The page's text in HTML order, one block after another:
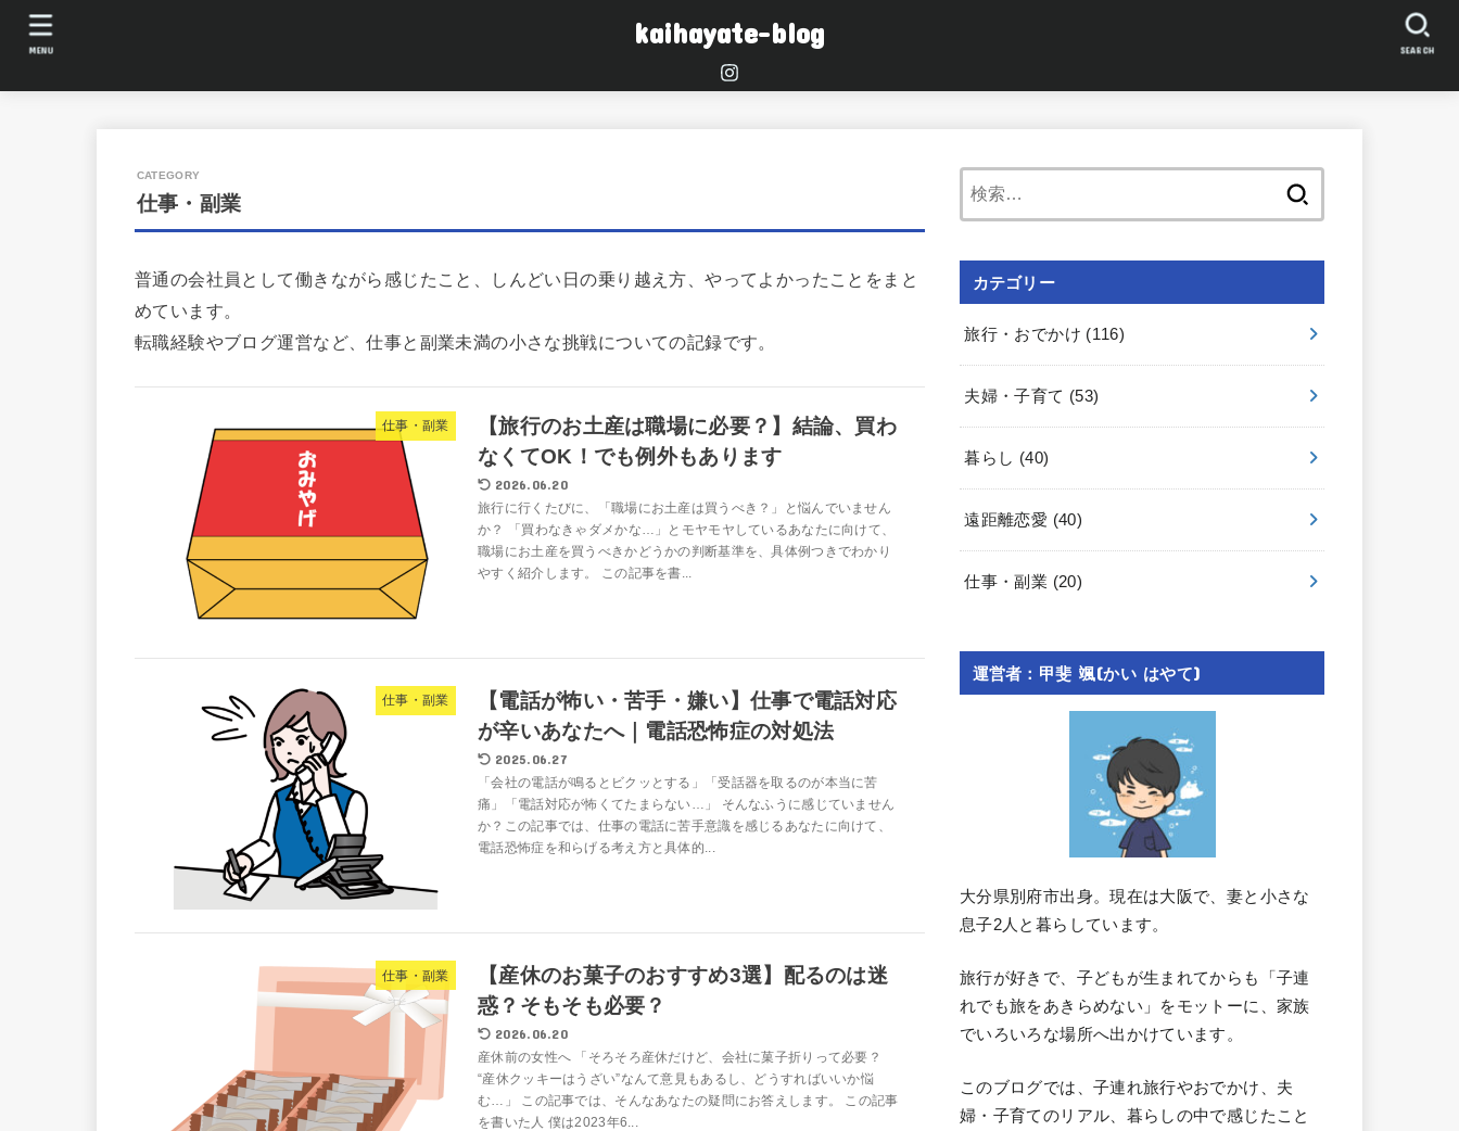
kaihayate-blog
SEARCH
MENU
仕事・副業
普通の会社員として働きながら感じたこと、しんどい日の乗り越え方、やってよかったことをまと
めています。
転職経験やブログ運営など、仕事と副業未満の小さな挑戦についての記録です。
仕事・副業
【旅行のお土産は職場に必要？】結論、買わ
なくてOK！でも例外もあります
2026.06.20
旅行に行くたびに、「職場にお土産は買うべき？」と悩んでいません
か？ 「買わなきゃダメかな…」とモヤモヤしているあなたに向けて、
職場にお土産を買うべきかどうかの判断基準を、具体例つきでわかり
やすく紹介します。 この記事を書...
仕事・副業
【電話が怖い・苦手・嫌い】仕事で電話対応
が辛いあなたへ｜電話恐怖症の対処法
2025.06.27
「会社の電話が鳴るとビクッとする」「受話器を取るのが本当に苦
痛」「電話対応が怖くてたまらない…」 そんなふうに感じていません
か？この記事では、仕事の電話に苦手意識を感じるあなたに向けて、
電話恐怖症を和らげる考え方と具体的...
仕事・副業
【産休のお菓子のおすすめ3選】配るのは迷
惑？そもそも必要？
2026.06.20
産休前の女性へ 「そろそろ産休だけど、会社に菓子折りって必要？
“産休クッキーはうざい”なんて意見もあるし、どうすればいいか悩
む…」 この記事では、そんなあなたの疑問にお答えします。 この記事
を書いた人 僕は2023年6...
カテゴリー
旅行・おでかけ (116)
夫婦・子育て (53)
暮らし (40)
遠距離恋愛 (40)
仕事・副業 (20)
運営者：甲斐 颯(かい はやて)
大分県別府市出身。現在は大阪で、妻と小さな
息子2人と暮らしています。
旅行が好きで、子どもが生まれてからも「子連
れでも旅をあきらめない」をモットーに、家族
でいろいろな場所へ出かけています。
このブログでは、子連れ旅行やおでかけ、夫
婦・子育てのリアル、暮らしの中で感じたこと